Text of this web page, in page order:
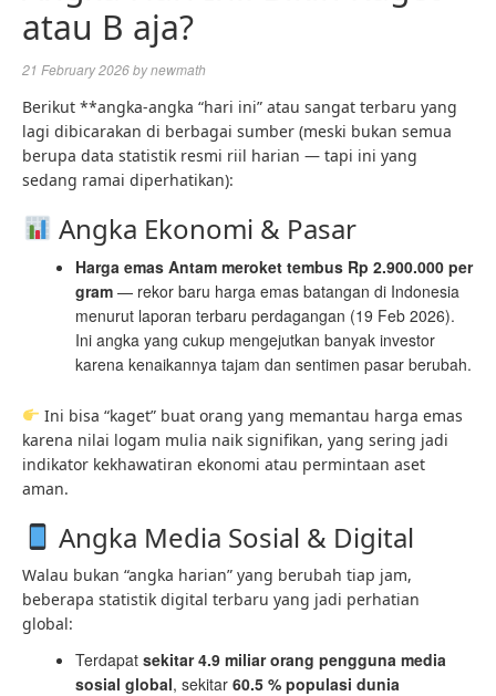
atau B aja?
21 February 2026bynewmath
Berikut **angka-angka “hari ini” atau sangat terbaru yang
lagi dibicarakan di berbagai sumber (meski bukan semua
berupa data statistik resmi riil harian — tapi ini yang
sedang ramai diperhatikan):
Angka Ekonomi & Pasar
Harga emas Antam meroket tembus Rp 2.900.000 per
gram — rekor baru harga emas batangan di Indonesia
menurut laporan terbaru perdagangan (19 Feb 2026).
Ini angka yang cukup mengejutkan banyak investor
karena kenaikannya tajam dan sentimen pasar berubah.
Ini bisa “kaget” buat orang yang memantau harga emas
karena nilai logam mulia naik signifikan, yang sering jadi
indikator kekhawatiran ekonomi atau permintaan aset
aman.
Angka Media Sosial & Digital
Walau bukan “angka harian” yang berubah tiap jam,
beberapa statistik digital terbaru yang jadi perhatian
global:
Terdapat sekitar 4.9 miliar orang pengguna media
sosial global, sekitar 60.5 % populasi dunia